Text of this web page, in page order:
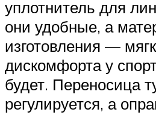
уплотнитель для
они удобные, а
изготовления —
дискомфорта у
будет. Переносица
регулируется, а